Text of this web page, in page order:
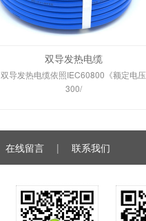
双导发热电缆
双导发热电缆依照IEC60800《额定电压
300/
在线留言 | 联系我们